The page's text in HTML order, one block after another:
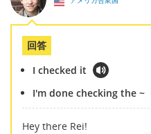
回答
I checked it
I'm done checking the ~
Hey there Rei!